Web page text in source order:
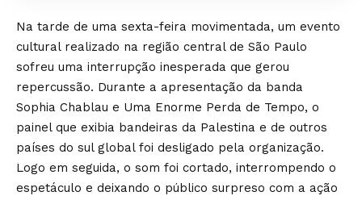
Na tarde de uma sexta-feira movimentada, um evento
cultural realizado na região central de São Paulo
sofreu uma interrupção inesperada que gerou
repercussão. Durante a apresentação da banda
Sophia Chablau e Uma Enorme Perda de Tempo, o
painel que exibia bandeiras da Palestina e de outros
países do sul global foi desligado pela organização.
Logo em seguida, o som foi cortado, interrompendo o
espetáculo e deixando o público surpreso com a ação